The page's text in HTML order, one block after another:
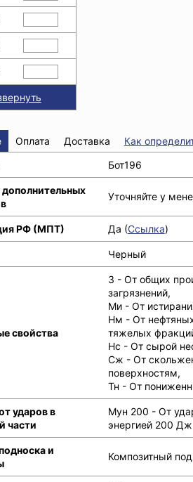
Оплата Доставка
Как
Бот196
Уточняйте у
РФ (МПТ) Да (Ссылка)
Черный
свойства
З - От общих
загрязнений,
Ми - От
Нм - От
тяжелых
Нс - От сырой
Сж - От
поверхностям,
Тн - От
ударов в
части
Мун 200 - От
энергией 200 Дж
и
Композитный